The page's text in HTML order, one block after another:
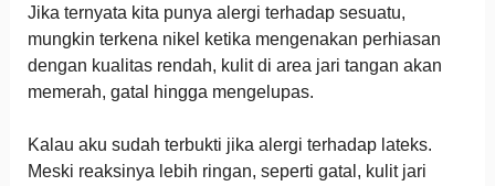
Jika ternyata kita punya alergi terhadap sesuatu,
mungkin terkena nikel ketika mengenakan perhiasan
dengan kualitas rendah, kulit di area jari tangan akan
memerah, gatal hingga mengelupas.
Kalau aku sudah terbukti jika alergi terhadap lateks.
Meski reaksinya lebih ringan, seperti gatal, kulit jari